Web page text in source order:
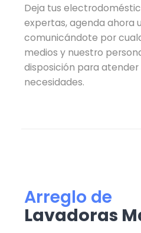
Deja tus
expertas, agenda ahora
comunicándote por
medios y nuestro
disposición para
necesidades.
Arreglo de
Lavadoras